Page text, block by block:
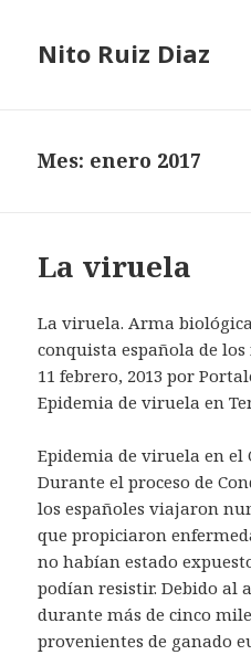
Nito Ruiz Diaz
Mes: enero 2017
La viruela
La viruela. Arma
conquista española de
11 febrero, 2013 por
Epidemia de viruela en
Epidemia de viruela en el
Durante el proceso de
los españoles viajaron
que propiciaron
no habían estado
podían resistir. Debido al
durante más de cinco
provenientes de ganado